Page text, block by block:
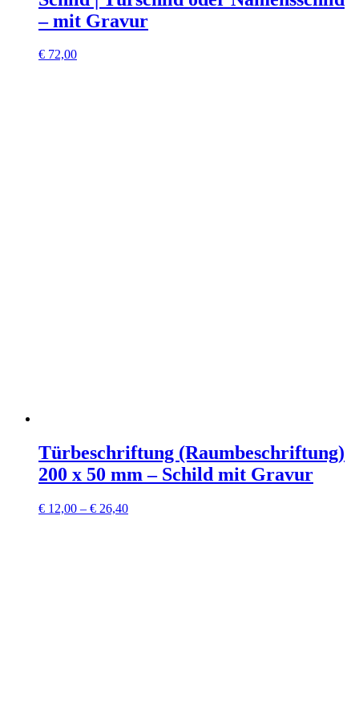
– mit Gravur
€ 72,00
Türbeschriftung (Raumbeschriftung)
200 x 50 mm – Schild mit Gravur
€ 12,00 – € 26,40